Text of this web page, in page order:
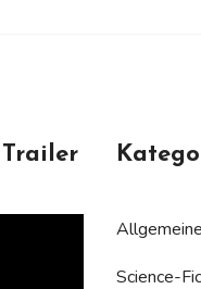
Trailer
Science-